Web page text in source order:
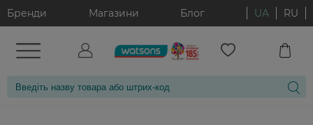
Бренди Магазини Блог UA RU